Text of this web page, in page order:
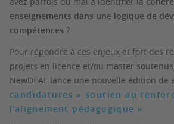
enseignements dans une logique de
compétences ?
Pour répondre à ces enjeux et fort des
projets en licence et/ou master
NewDEAL lance une nouvelle édition de
candidatures « soutien au
l’alignement pédagogique ».